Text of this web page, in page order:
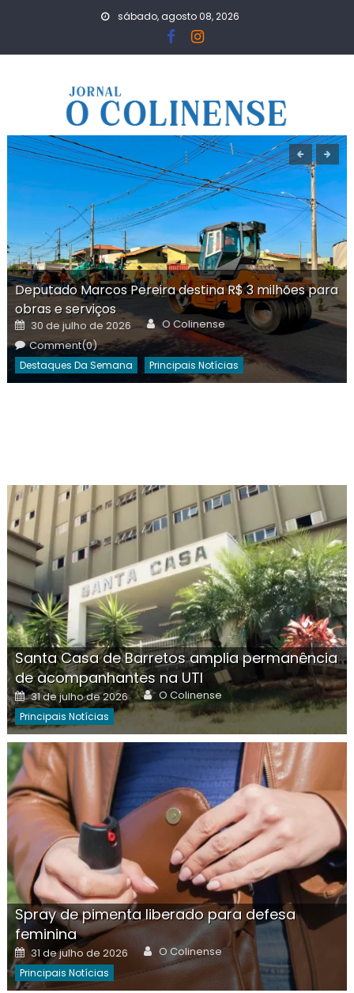
sábado, agosto 08, 2026
Deputado Marcos Pereira destina R$ 3 milhões para
obras e serviços
Posted
on
30 de julho de 2026 Author
O Colinense
Comment(0)
Destaques Da Semana Principais Notícias
Santa Casa de Barretos amplia permanência
de acompanhantes na UTI
Posted
on
31 de julho de 2026 Author
O Colinense
Principais Notícias
Spray de pimenta liberado para defesa
feminina
Posted
on
31 de julho de 2026 Author
O Colinense
Principais Notícias